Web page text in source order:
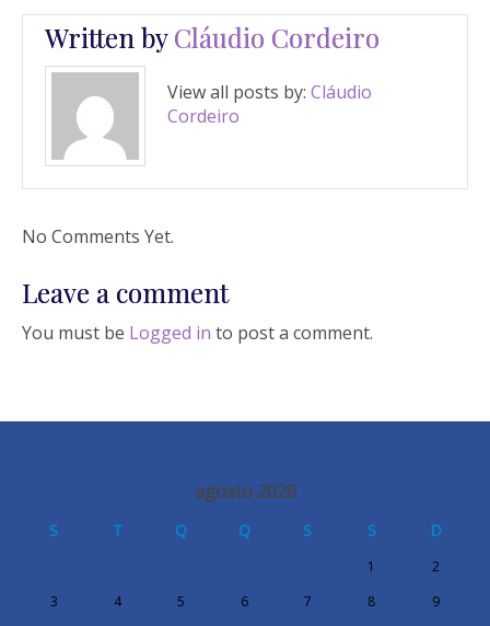
Written byCláudio Cordeiro
View all posts by: Cláudio
Cordeiro
No Comments Yet.
Leave a comment
You must be Logged in to post a comment.
agosto 2026
S T Q Q S S D
1
2
3
4 5 6 7 8
9